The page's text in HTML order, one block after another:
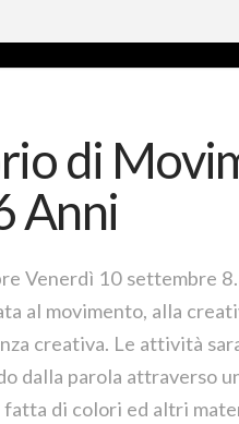
di
Anni
Venerdì 10 settembre
al movimento, alla
creativa. Le attività
dalla parola attraverso
di colori ed altri